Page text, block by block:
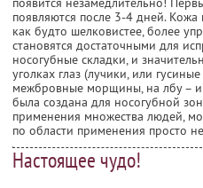
появляются после 3-4 дней. Кожа
как будто шелковистее, более
становятся достаточными для
носогубные складки, и
уголках глаз (лучики, или
межбровные морщины, на лбу – и
была создана для носогубной
применения множества людей,
по области применения просто
Настоящее чудо!